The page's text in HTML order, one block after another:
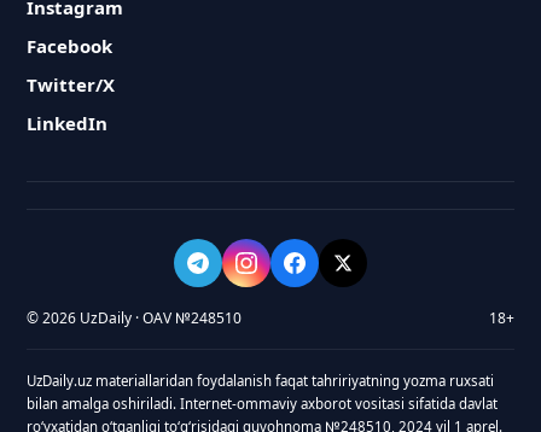
Instagram
Facebook
Twitter/X
LinkedIn
© 2026 UzDaily · OAV №248510 18+
UzDaily.uz materiallaridan foydalanish faqat tahririyatning yozma ruxsati
bilan amalga oshiriladi. Internet-ommaviy axborot vositasi sifatida davlat
roʻyxatidan oʻtganligi toʻgʻrisidagi guvohnoma №248510, 2024 yil 1 aprel.